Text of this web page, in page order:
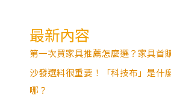
最新內容
第一次買家具推薦怎麼選？家具首
沙發選料很重要！「科技布」是什
哪？